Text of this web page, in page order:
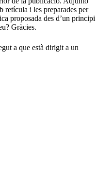
retícula i les preparades per
proposada des d’un principi
Gràcies.
a que està dirigit a un